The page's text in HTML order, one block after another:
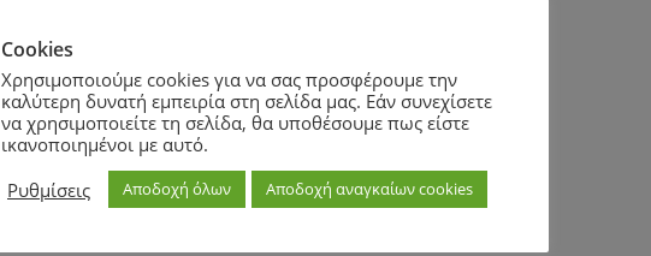
Cookies
Χρησιμοποιούμε cookies για να σας προσφέρουμε την
καλύτερη δυνατή εμπειρία στη σελίδα μας. Εάν συνεχίσετε
να χρησιμοποιείτε τη σελίδα, θα υποθέσουμε πως είστε
ικανοποιημένοι με αυτό.
Ρυθμίσεις
Αποδοχή όλων Αποδοχή αναγκαίων cookies